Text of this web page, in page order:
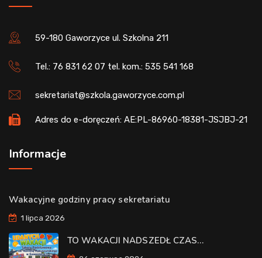
59-180 Gaworzyce ul. Szkolna 211
Tel.: 76 831 62 07 tel. kom.: 535 541 168
sekretariat@szkola.gaworzyce.com.pl
Adres do e-doręczeń: AE:PL-86960-18381-JSJBJ-21
Informacje
Wakacyjne godziny pracy sekretariatu
1 lipca 2026
TO WAKACJI NADSZEDŁ CZAS…